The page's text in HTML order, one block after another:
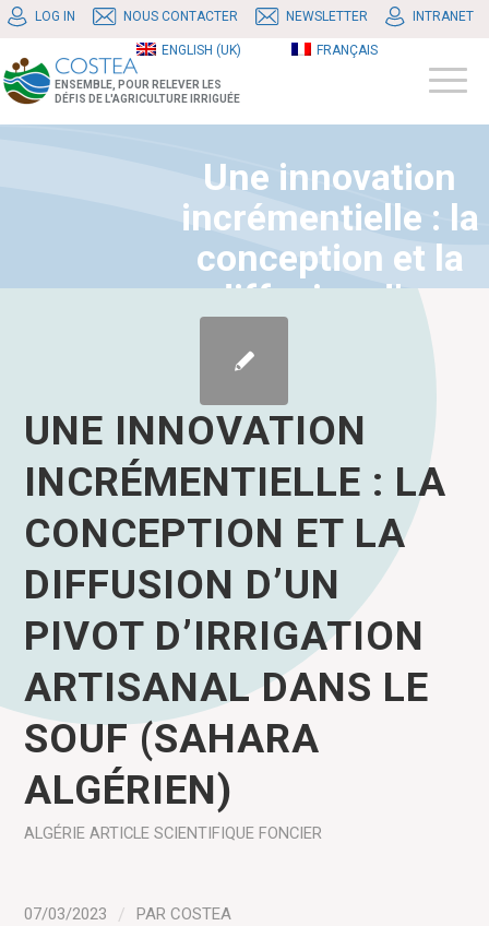
LOG IN NOUS CONTACTER NEWSLETTER INTRANET
ENGLISH (UK) FRANÇAIS
ENSEMBLE, POUR RELEVER LES
DÉFIS DE L'AGRICULTURE IRRIGUÉE
Une innovation
incrémentielle : la
conception et la
diffusion d’un
pivot d’irrigation
artisanal dans le
Souf (Sahara
algérien)
UNE INNOVATION
INCRÉMENTIELLE : LA
CONCEPTION ET LA
DIFFUSION D’UN
PIVOT D’IRRIGATION
ARTISANAL DANS LE
SOUF (SAHARA
ALGÉRIEN)
ALGÉRIE ARTICLE SCIENTIFIQUE FONCIER
07/03/2023 / PARCOSTEA